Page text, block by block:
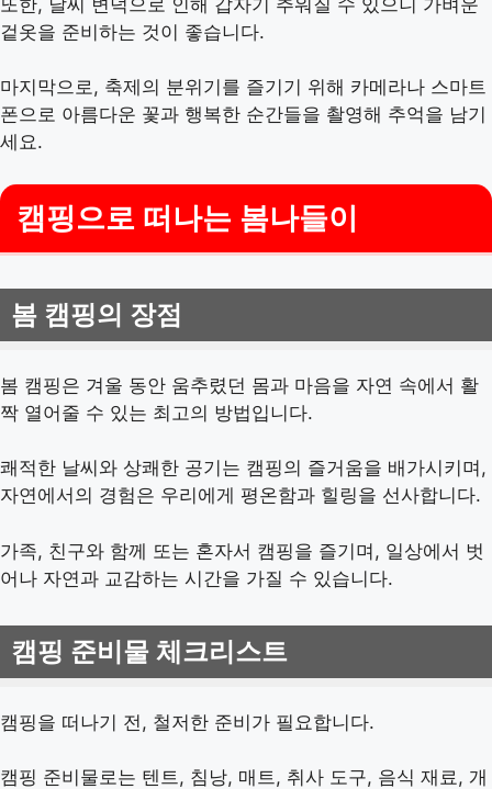
겉옷을 준비하는 것이 좋습니다.
마지막으로, 축제의 분위기를 즐기기 위해 카메라나 스마트
폰으로 아름다운 꽃과 행복한 순간들을 촬영해 추억을 남기
세요.
캠핑으로 떠나는 봄나들이
봄 캠핑의 장점
봄 캠핑은 겨울 동안 움추렸던 몸과 마음을 자연 속에서 활
짝 열어줄 수 있는 최고의 방법입니다.
쾌적한 날씨와 상쾌한 공기는 캠핑의 즐거움을 배가시키며,
자연에서의 경험은 우리에게 평온함과 힐링을 선사합니다.
가족, 친구와 함께 또는 혼자서 캠핑을 즐기며, 일상에서 벗
어나 자연과 교감하는 시간을 가질 수 있습니다.
캠핑 준비물 체크리스트
캠핑을 떠나기 전, 철저한 준비가 필요합니다.
캠핑 준비물로는 텐트, 침낭, 매트, 취사 도구, 음식 재료, 개